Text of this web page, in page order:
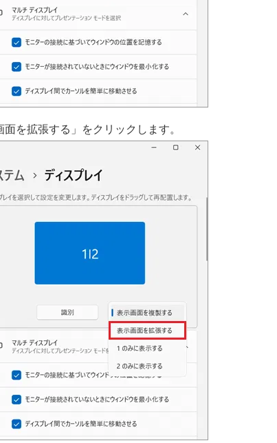
を拡張する」をクリックします。